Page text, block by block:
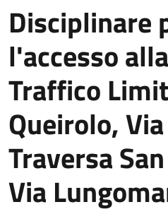
Disciplinare
l'accesso
Traffico
Queirolo,
Traversa
Via